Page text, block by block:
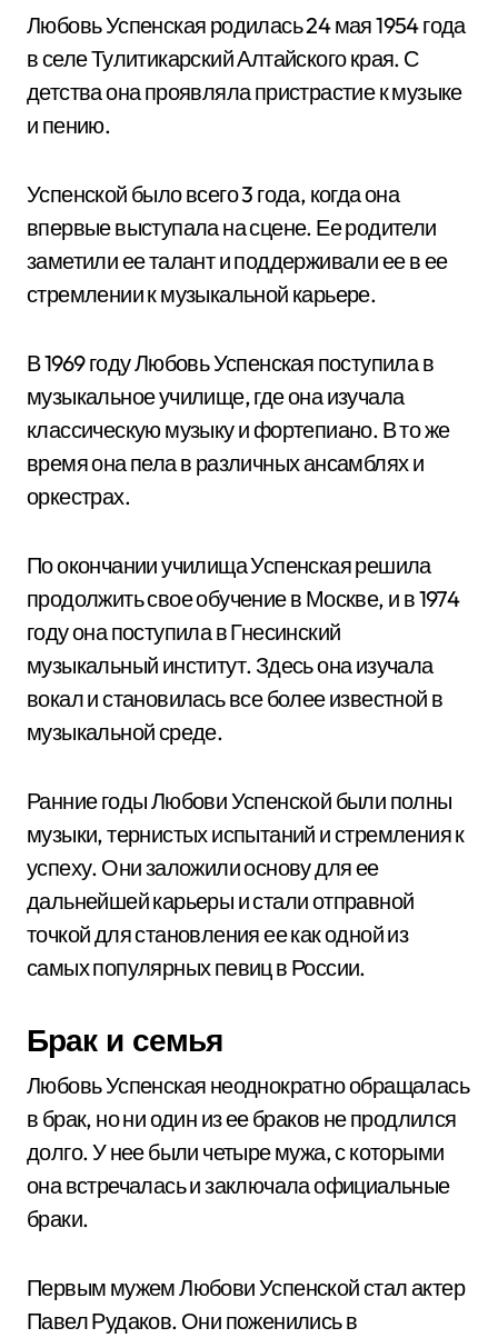
Любовь Успенская родилась 24 мая 1954 года
в селе Тулитикарский Алтайского края. С
детства она проявляла пристрастие к музыке
и пению.
Успенской было всего 3 года, когда она
впервые выступала на сцене. Ее родители
заметили ее талант и поддерживали ее в ее
стремлении к музыкальной карьере.
В 1969 году Любовь Успенская поступила в
музыкальное училище, где она изучала
классическую музыку и фортепиано. В то же
время она пела в различных ансамблях и
оркестрах.
По окончании училища Успенская решила
продолжить свое обучение в Москве, и в 1974
году она поступила в Гнесинский
музыкальный институт. Здесь она изучала
вокал и становилась все более известной в
музыкальной среде.
Ранние годы Любови Успенской были полны
музыки, тернистых испытаний и стремления к
успеху. Они заложили основу для ее
дальнейшей карьеры и стали отправной
точкой для становления ее как одной из
самых популярных певиц в России.
Брак и семья
Любовь Успенская неоднократно обращалась
в брак, но ни один из ее браков не продлился
долго. У нее были четыре мужа, с которыми
она встречалась и заключала официальные
браки.
Первым мужем Любови Успенской стал актер
Павел Рудаков. Они поженились в